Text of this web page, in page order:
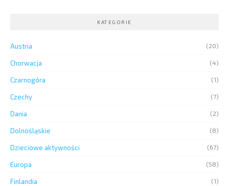
KATEGORIE
Austria (20)
Chorwacja (4)
Czarnogóra (1)
Czechy (7)
Dania (2)
Dolnośląskie (8)
Dzieciowe aktywności (67)
Europa (58)
Finlandia (1)